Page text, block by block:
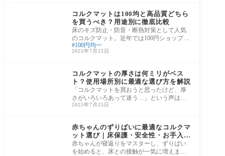
コルクマットは100均と高品質どちら
を買うべき？用途別に徹底比較
床のキズ防止・防音・断熱対策として人気
のコルクマット。近年では100円ショップで
も手軽に手に入るようになり、「まず試し
てみた
100円均一
2025年7月25日
コルクマットの厚さは何ミリがベス
ト？使用場所別に最適な選び方を解説
「コルクマットを買おうと思ったけど、厚
さがいろいろあって迷う…」という声はよ
く聞きます。実はコルクマットの快適さ・
2025年7月25日
赤ちゃんのずりばいに最適なコルクマ
ット選び｜床保護・安全性・お手入れ
方法まで解説
赤ちゃんが寝返りをマスターし、ずりばい
を始めると、床との接触が一気に増えま